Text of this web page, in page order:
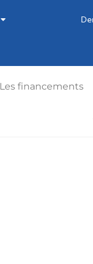
Les financements